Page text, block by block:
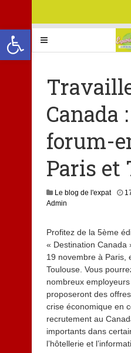
Ouvrir la barre d’outils
Canada
forum-
Paris et
Le blog de l'expat
Admin
Profitez de la 5ème
« Destination Canada
19 novembre à Paris,
Toulouse. Vous
nombreux
proposeront des
crise économique en
recrutement au
importants dans
l’hôtellerie et